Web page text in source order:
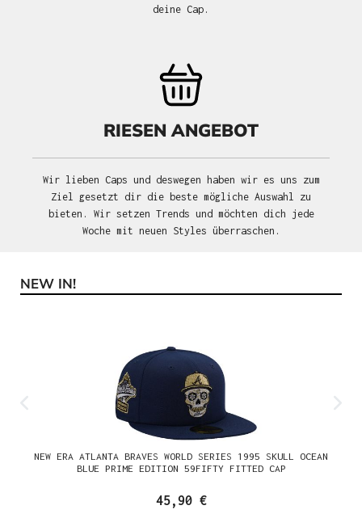
deine Cap.
RIESEN ANGEBOT
Wir lieben Caps und deswegen haben wir es uns zum
Ziel gesetzt dir die beste mögliche Auswahl zu
bieten. Wir setzen Trends und möchten dich jede
Woche mit neuen Styles überraschen.
Produktgalerie überspringen
NEW IN!
NEW ERA ATLANTA BRAVES WORLD SERIES 1995 SKULL OCEAN
BLUE PRIME EDITION 59FIFTY FITTED CAP
45,90 €